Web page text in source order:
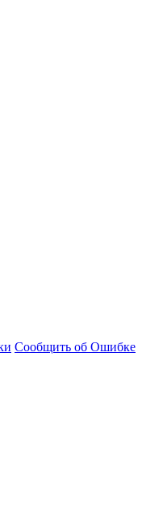
Сообщить об Ошибке